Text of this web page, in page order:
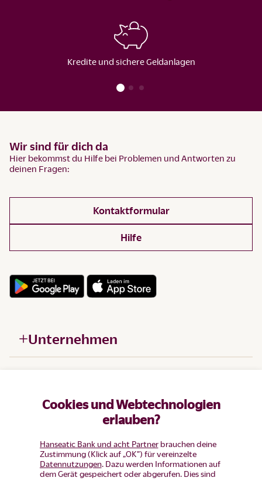
Cookies und Webtechnologien
erlauben?
Hanseatic Bank und acht Partnerbrauchen deine
Zustimmung (Klick auf „OK”) für vereinzelte
Datennutzungen. Dazu werden Informationen auf
dem Gerät gespeichert oder abgerufen. Dies sind
Kredite und sichere Geldanlagen
Wir sind für dich da
Hier bekommst du Hilfe bei Problemen und Antworten zu
deinen Fragen:
Kontaktformular
Hilfe
Unternehmen
Produkte